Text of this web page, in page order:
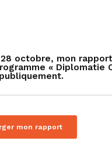
octobre, mon
«
mon rapport